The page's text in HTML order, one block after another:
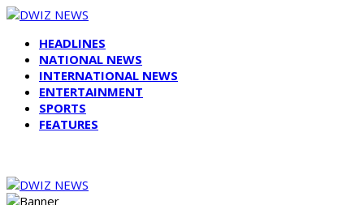
HEADLINES
NATIONAL NEWS
INTERNATIONAL NEWS
ENTERTAINMENT
SPORTS
FEATURES